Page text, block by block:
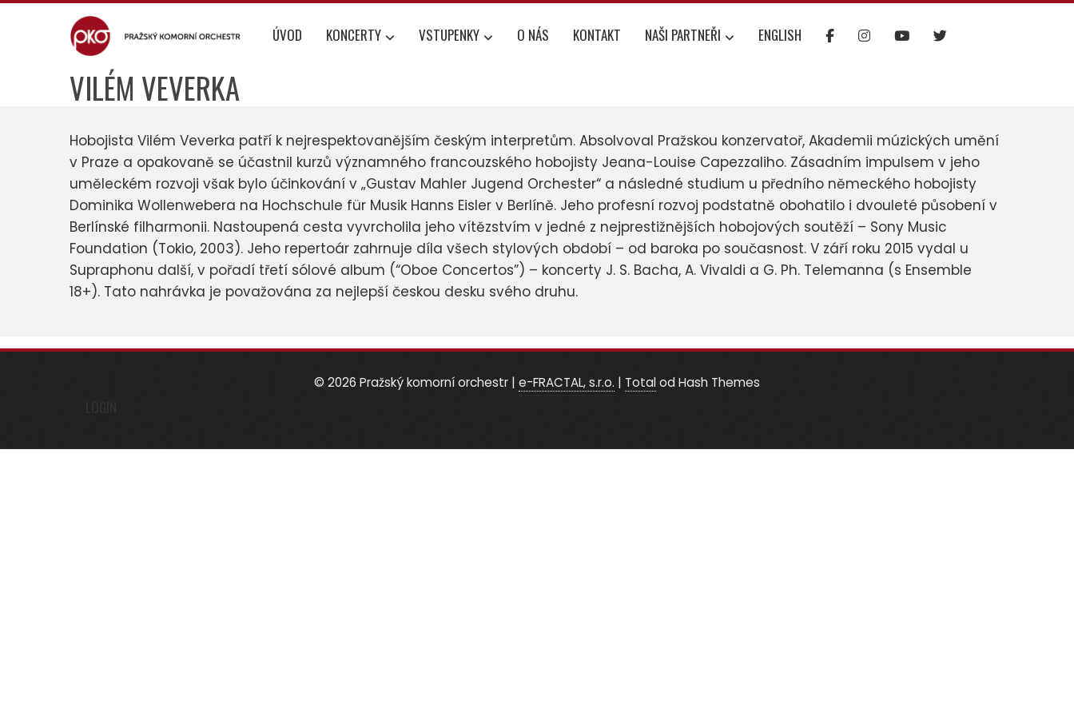
Skip
ÚVOD KONCERTY VSTUPENKY O NÁS KONTAKT NAŠI PARTNEŘI ENGLISH
VILÉM VEVERKA
Hobojista Vilém Veverka patří k nejrespektovanějším českým interpretům. Absolvoval Pražskou konzervatoř, Akademii múzických umění
v Praze a opakovaně se účastnil kurzů významného francouzského hobojisty Jeana-Louise Capezzaliho. Zásadním impulsem v jeho
uměleckém rozvoji však bylo účinkování v „Gustav Mahler Jugend Orchester“ a následné studium u předního německého hobojisty
Dominika Wollenwebera na Hochschule für Musik Hanns Eisler v Berlíně. Jeho profesní rozvoj podstatně obohatilo i dvouleté působení v
Berlínské filharmonii. Nastoupená cesta vyvrcholila jeho vítězstvím v jedné z nejprestižnějších hobojových soutěží – Sony Music
Foundation (Tokio, 2003). Jeho repertoár zahrnuje díla všech stylových období – od baroka po současnost. V září roku 2015 vydal u
Supraphonu další, v pořadí třetí sólové album (“Oboe Concertos”) – koncerty J. S. Bacha, A. Vivaldi a G. Ph. Telemanna (s Ensemble
18+). Tato nahrávka je považována za nejlepší českou desku svého druhu.
© 2026 Pražský komorní orchestr | e-FRACTAL, s.r.o. | Totalod Hash Themes